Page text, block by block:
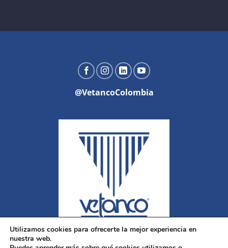
@VetancoColombia
Utilizamos cookies para ofrecerte la mejor experiencia en
nuestra web.